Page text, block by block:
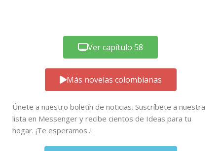
Ver capítulo 58
Más novelas colombianas
Únete a nuestro boletín de noticias. Suscríbete a nuestra
lista en Messenger y recibe cientos de Ideas para tu
hogar. ¡Te esperamos..!